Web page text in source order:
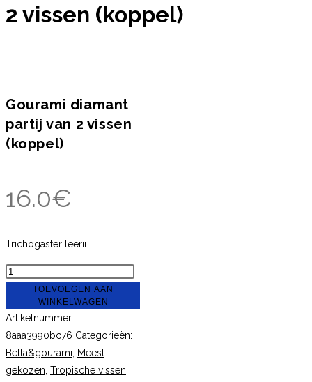
vissen
2 vissen (koppel)
Gourami diamant
partij van 2 vissen
(koppel)
16.0€
Trichogaster leerii
Gourami
diamant
van
2
vissen
(koppel)
TOEVOEGEN AAN
WINKELWAGEN
Artikelnummer:
8aaa3990bc76 Categorieën:
Betta&gourami, Meest
gekozen, Tropische vissen